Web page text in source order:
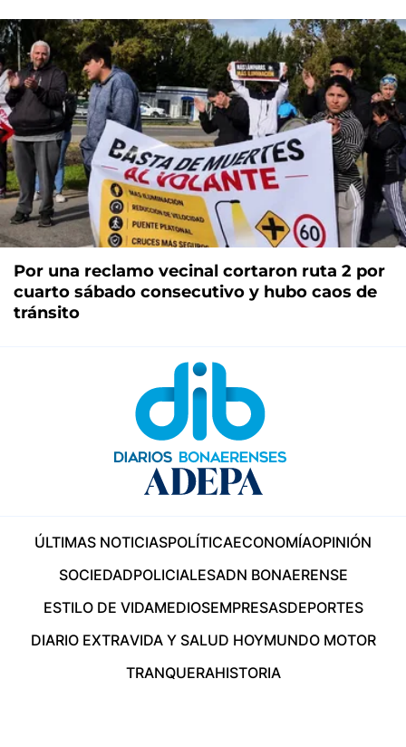
Por una reclamo vecinal cortaron ruta 2 por
cuarto sábado consecutivo y hubo caos de
tránsito
ÚLTIMAS NOTICIASPOLÍTICAECONOMÍAOPINIÓN
SOCIEDADPOLICIALESADN BONAERENSE
ESTILO DE VIDAMEDIOSEMPRESASDEPORTES
DIARIO EXTRAVIDA Y SALUD HOYMUNDO MOTOR
TRANQUERAHISTORIA